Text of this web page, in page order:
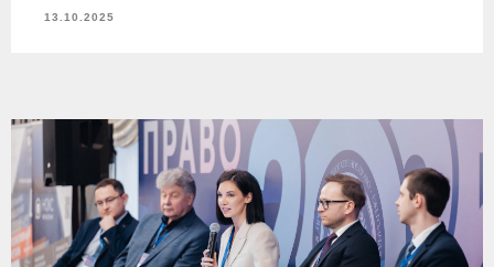
13.10.2025